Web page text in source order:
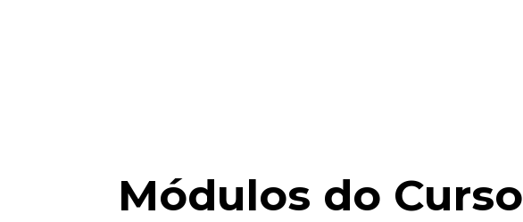
Módulos do Curso